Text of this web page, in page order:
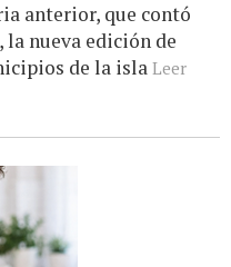
anterior, que contó
la nueva edición de
de la isla Leer